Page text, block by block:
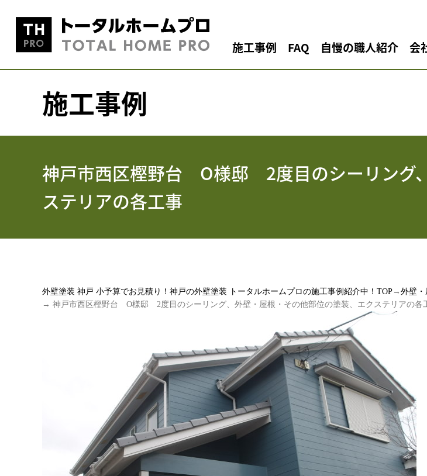
施工事例 FAQ 自慢の職人紹介 会
施工事例
神戸市西区樫野台 O様邸 2度目のシーリング
ステリアの各工事
外壁塗装 神戸 小予算でお見積り！神戸の外壁塗装 トータルホームプロの施工事例紹介中！TOP → 外壁
→ 神戸市西区樫野台 O様邸 2度目のシーリング、外壁・屋根・その他部位の塗装、エクステリアの各